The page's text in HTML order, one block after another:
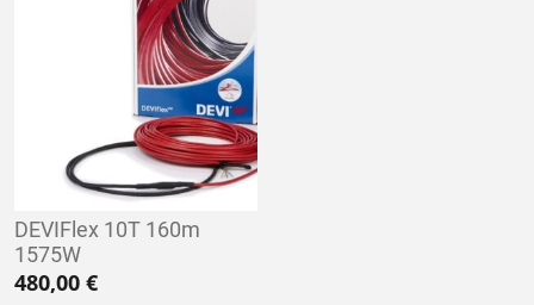
DEVIFlex 10T 160m
1575W
480,00 €